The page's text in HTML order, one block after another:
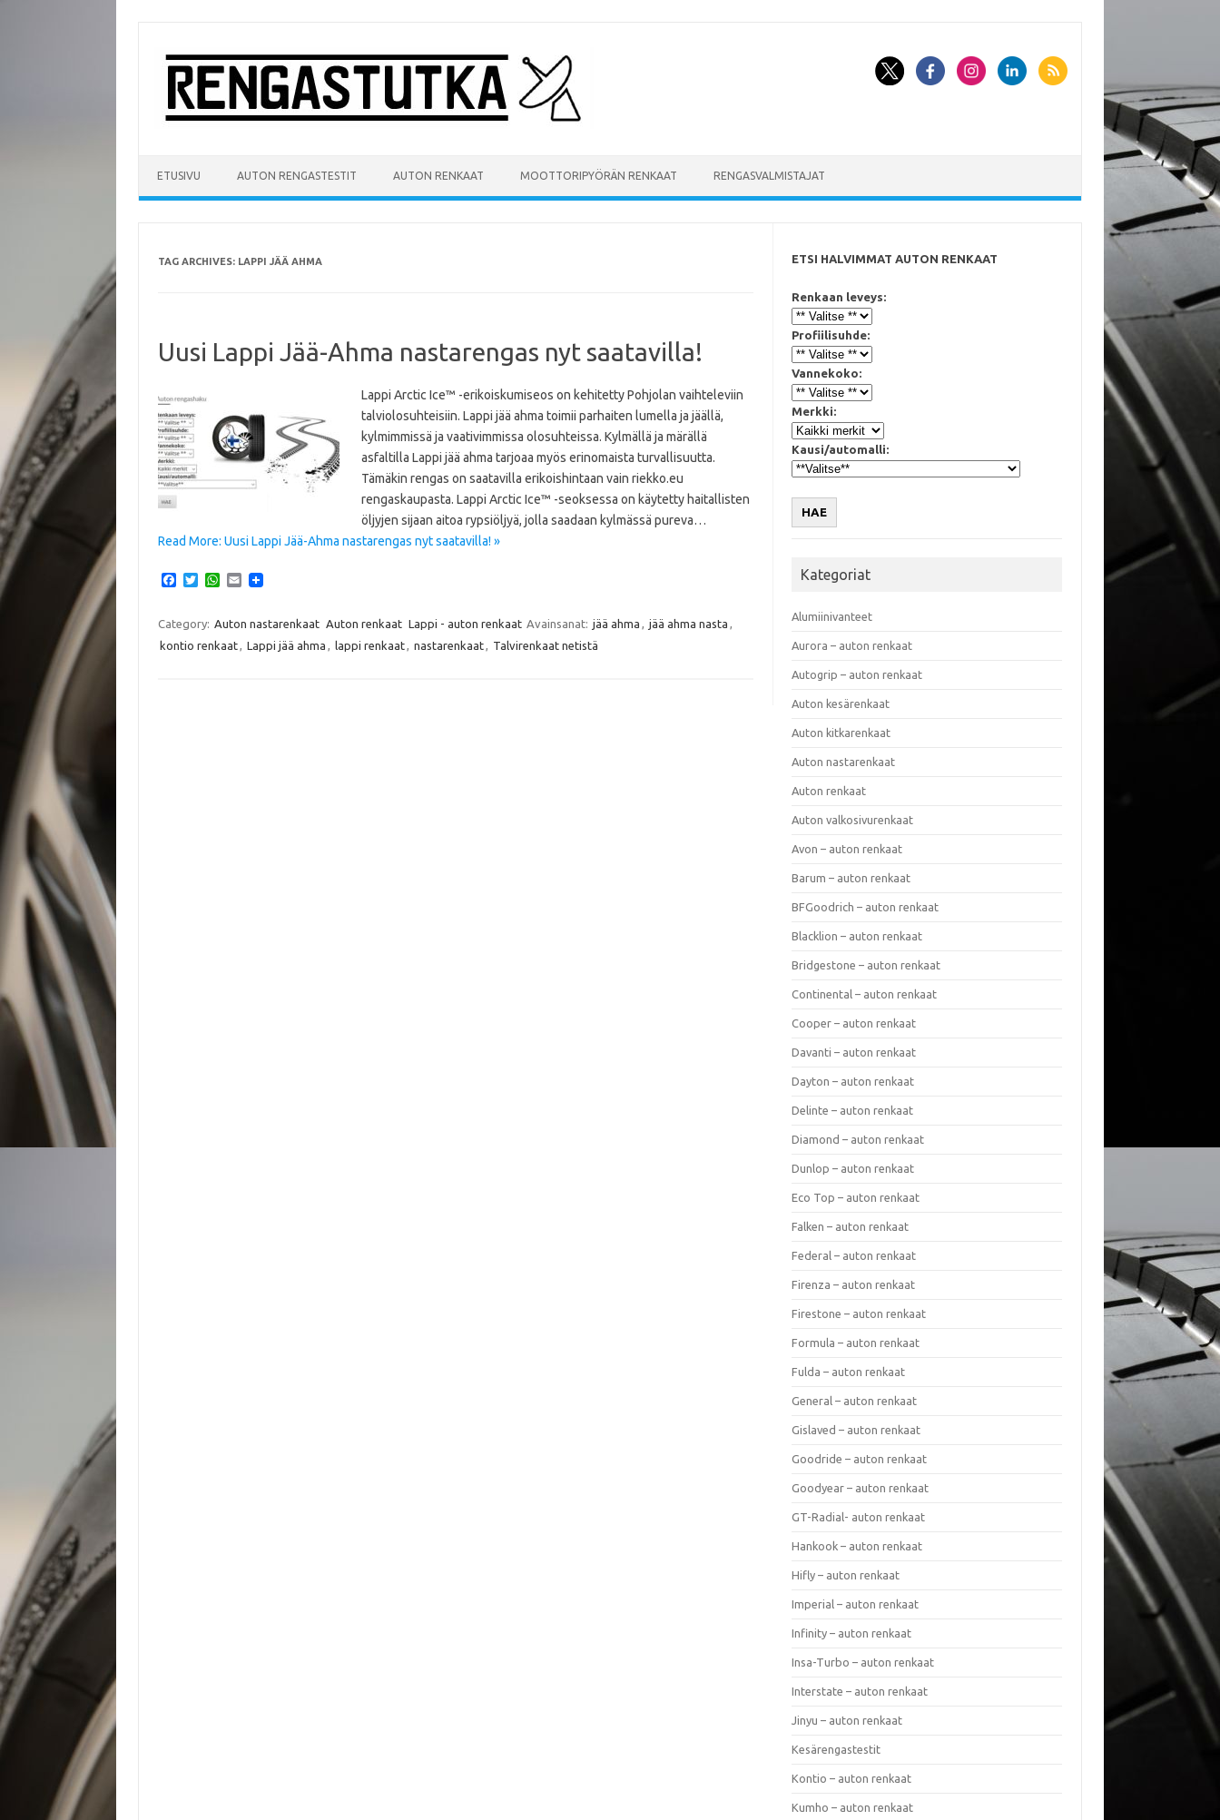
content
ETUSIVU AUTON RENGASTESTIT AUTON RENKAAT MOOTTORIPYÖRÄN RENKAAT RENGASVALMISTAJAT
TAG ARCHIVES: LAPPI JÄÄ AHMA
Uusi Lappi Jää-Ahma nastarengas nyt saatavilla!
Lappi Arctic Ice™ -erikoiskumiseos on kehitetty Pohjolan vaihteleviin
talviolosuhteisiin. Lappi jää ahma toimii parhaiten lumella ja jäällä,
kylmimmissä ja vaativimmissa olosuhteissa. Kylmällä ja märällä
asfaltilla Lappi jää ahma tarjoaa myös erinomaista turvallisuutta.
Tämäkin rengas on saatavilla erikoishintaan vain riekko.eu
rengaskaupasta. Lappi Arctic Ice™ -seoksessa on käytetty haitallisten
öljyjen sijaan aitoa rypsiöljyä, jolla saadaan kylmässä pureva…
Read More: Uusi Lappi Jää-Ahma nastarengas nyt saatavilla! »
e
b
o
T
t
e
W
t
A
E
i
Category: Auton nastarenkaat Auton renkaat Lappi - auton renkaat Avainsanat: jää ahma , jää ahma nasta ,
kontio renkaat, Lappi jää ahma , lappi renkaat, nastarenkaat, Talvirenkaat netistä
ETSI HALVIMMAT AUTON RENKAAT
Renkaan leveys:
Profiilisuhde:
Vannekoko:
Merkki:
Kausi/automalli:
HAE
Kategoriat
Alumiinivanteet
Aurora – auton renkaat
Autogrip – auton renkaat
Auton kesärenkaat
Auton kitkarenkaat
Auton nastarenkaat
Auton renkaat
Auton valkosivurenkaat
Avon – auton renkaat
Barum – auton renkaat
BFGoodrich – auton renkaat
Blacklion – auton renkaat
Bridgestone – auton renkaat
Continental – auton renkaat
Cooper – auton renkaat
Davanti – auton renkaat
Dayton – auton renkaat
Delinte – auton renkaat
Diamond – auton renkaat
Dunlop – auton renkaat
Eco Top – auton renkaat
Falken – auton renkaat
Federal – auton renkaat
Firenza – auton renkaat
Firestone – auton renkaat
Formula – auton renkaat
Fulda – auton renkaat
General – auton renkaat
Gislaved – auton renkaat
Goodride – auton renkaat
Goodyear – auton renkaat
GT-Radial- auton renkaat
Hankook – auton renkaat
Hifly – auton renkaat
Imperial – auton renkaat
Infinity – auton renkaat
Insa-Turbo – auton renkaat
Interstate – auton renkaat
Jinyu – auton renkaat
Kesärengastestit
Kontio – auton renkaat
Kumho – auton renkaat